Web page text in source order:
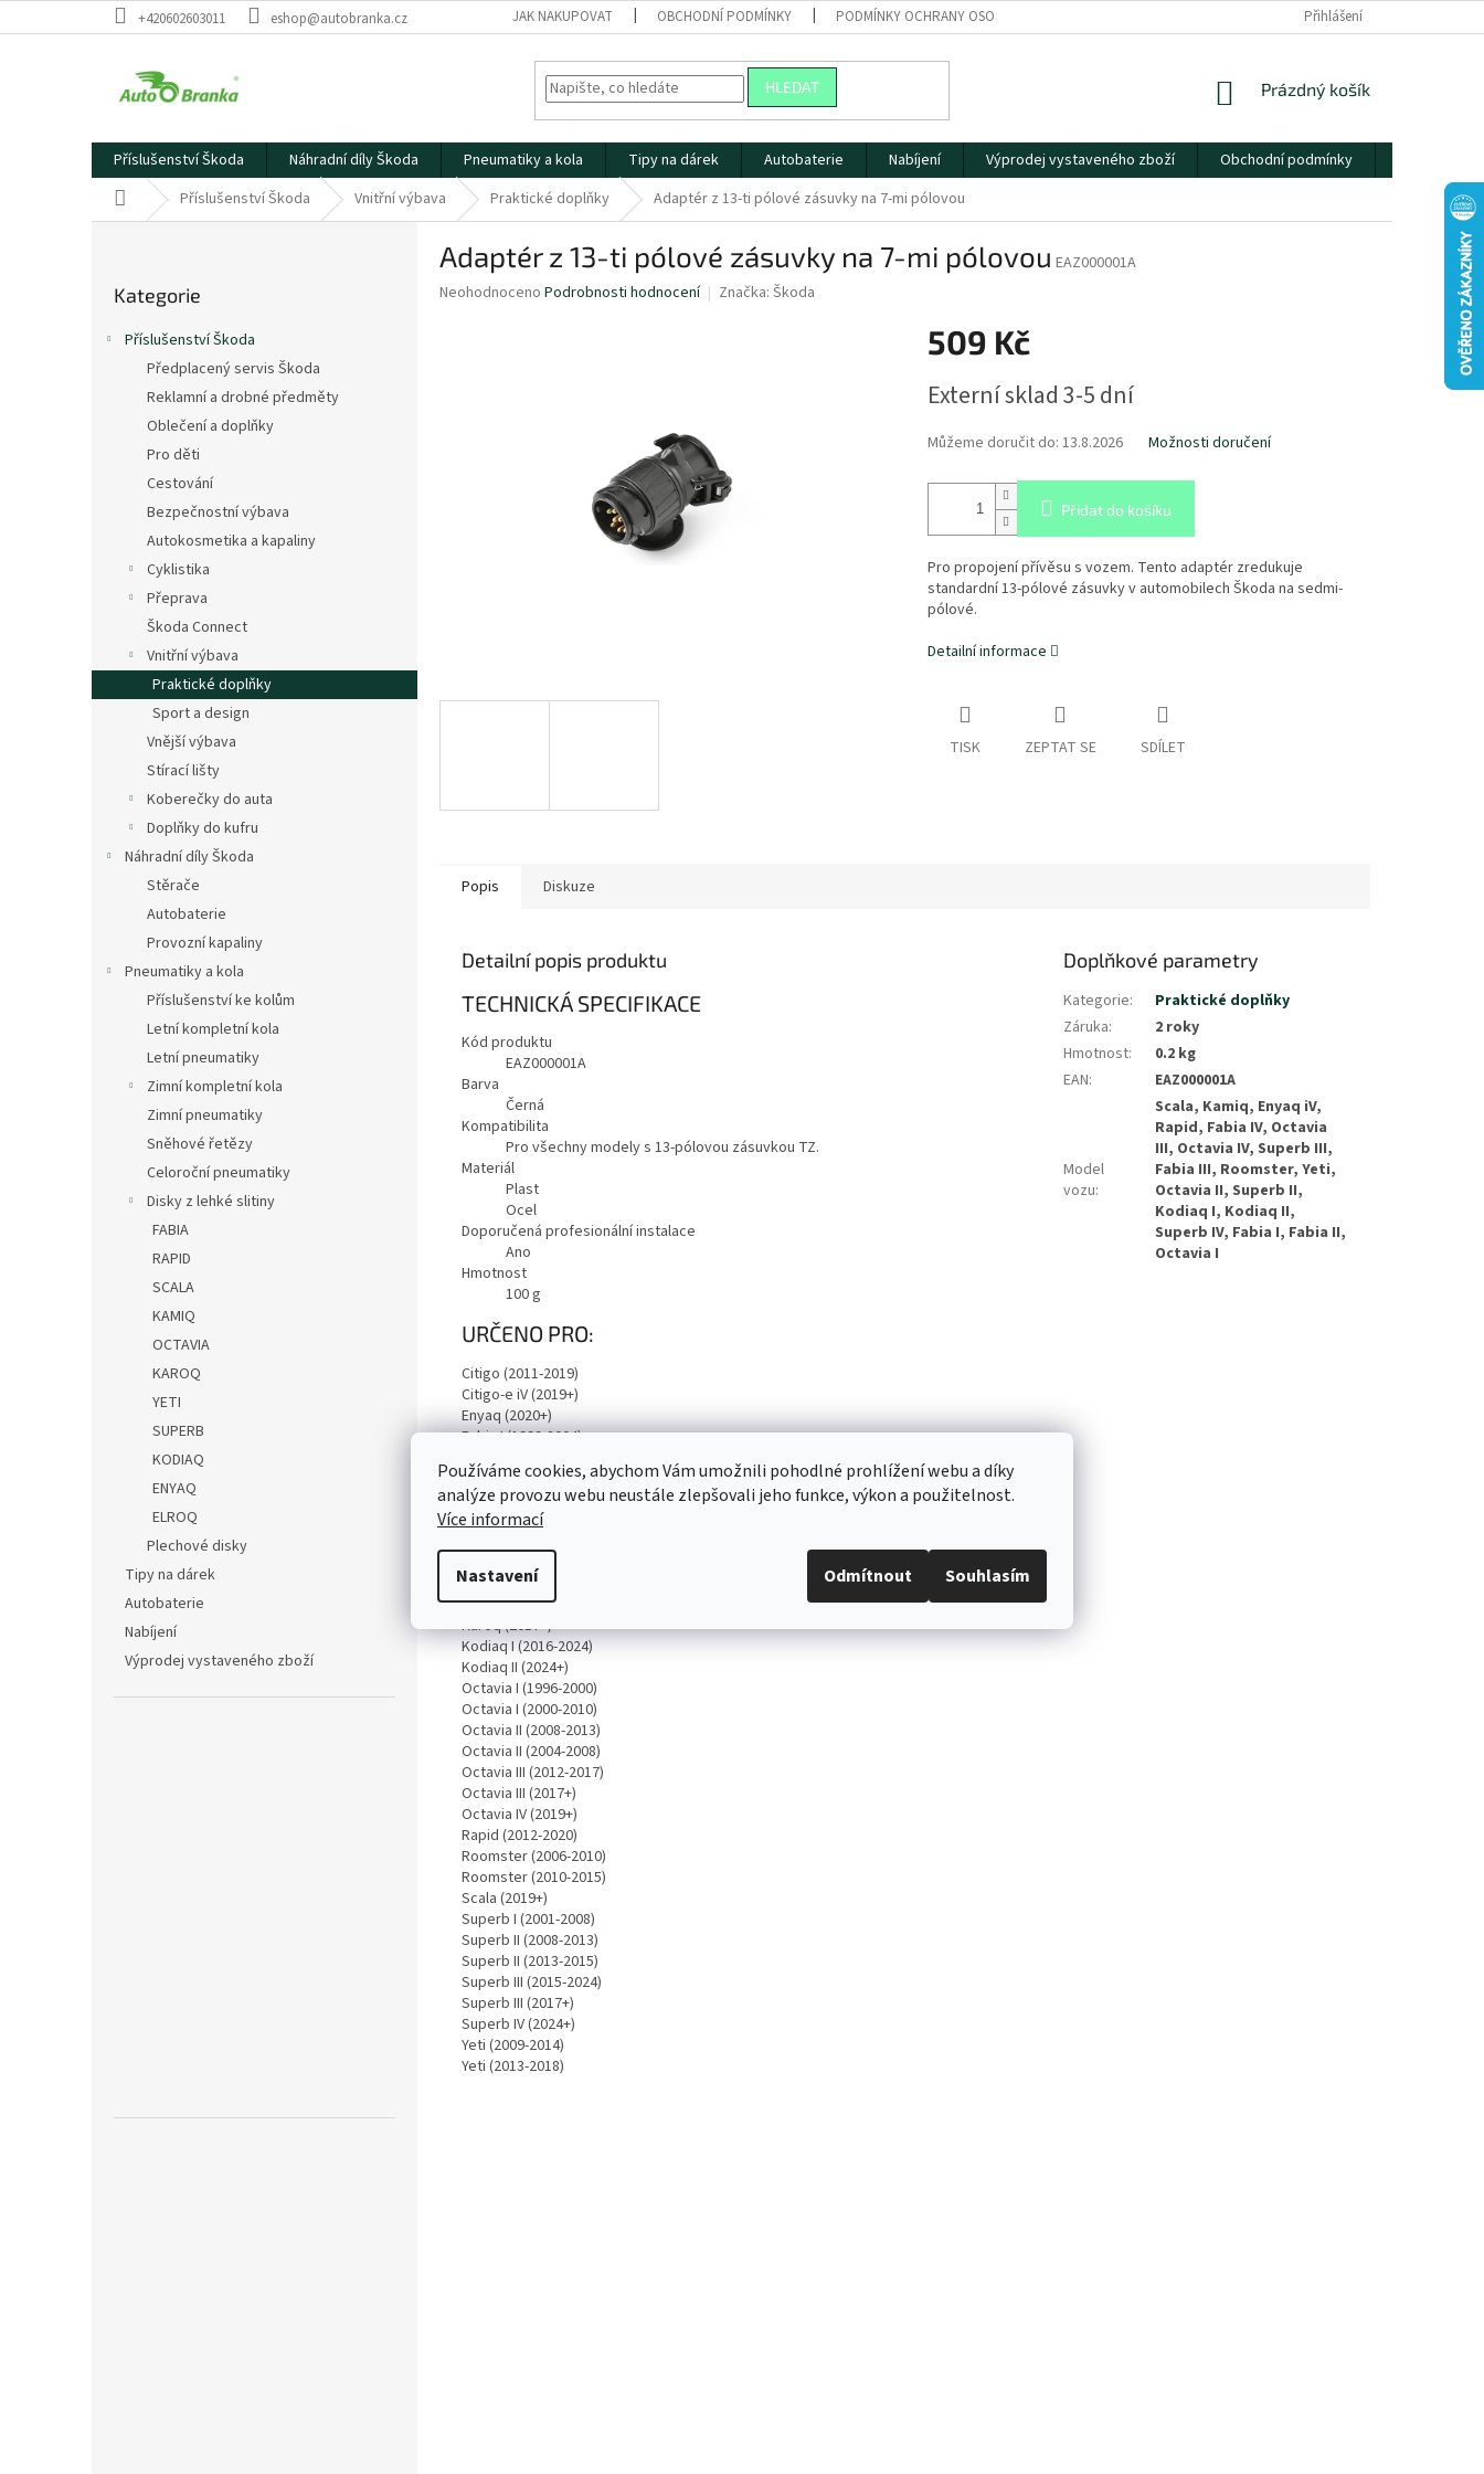
Používáme cookies, abychom Vám umožnili pohodlné prohlížení webu a díky
analýze provozu webu neustále zlepšovali jeho funkce, výkon a použitelnost.
Více informací
Nastavení Odmítnout Souhlasím
na
+420602603011 eshop@autobranka.cz JAK NAKUPOVAT OBCHODNÍ PODMÍNKY PODMÍNKY OCHRANY OSOBNÍCH ÚDAJŮ Přihlášení
HLEDAT
NÁKUPNÍ
Prázdný košík
Příslušenství Škoda Náhradní díly Škoda Pneumatiky a kola Tipy na dárek Autobaterie Nabíjení Výprodej vystaveného zboží Obchodní podmínky
Domů Příslušenství Škoda Vnitřní výbava Praktické doplňky Adaptér z 13-ti pólové zásuvky na 7-mi pólovou
kategorie
Kategorie
Příslušenství Škoda
Předplacený servis Škoda
Reklamní a drobné předměty
Oblečení a doplňky
Pro děti
Cestování
Bezpečnostní výbava
Autokosmetika a kapaliny
Cyklistika
Přeprava
Škoda Connect
Vnitřní výbava
Praktické doplňky
Sport a design
Vnější výbava
Stírací lišty
Koberečky do auta
Doplňky do kufru
Náhradní díly Škoda
Stěrače
Autobaterie
Provozní kapaliny
Pneumatiky a kola
Příslušenství ke kolům
Letní kompletní kola
Letní pneumatiky
Zimní kompletní kola
Zimní pneumatiky
Sněhové řetězy
Celoroční pneumatiky
Disky z lehké slitiny
FABIA
RAPID
SCALA
KAMIQ
OCTAVIA
KAROQ
YETI
SUPERB
KODIAQ
ENYAQ
ELROQ
Plechové disky
Tipy na dárek
Autobaterie
Nabíjení
Výprodej vystaveného zboží
Adaptér z 13-ti pólové zásuvky na 7-mi pólovou EAZ000001A
Průměrné
Neohodnoceno Podrobnosti hodnocení Značka: Škoda
509 Kč
cena:
Externí sklad 3-5 dní
Můžeme doručit do: 13.8.2026 Možnosti doručení
Přidat do košíku
Pro propojení přívěsu s vozem. Tento adaptér zredukuje
standardní 13-pólové zásuvky v automobilech Škoda na sedmi-
pólové.
Detailní informace
TISK ZEPTAT SE SDÍLET
Popis Diskuze
Detailní popis produktu
TECHNICKÁ SPECIFIKACE
Kód produktu
EAZ000001A
Barva
Černá
Kompatibilita
Pro všechny modely s 13-pólovou zásuvkou TZ.
Materiál
Plast
Ocel
Doporučená profesionální instalace
Ano
Hmotnost
100g
URČENO PRO:
Citigo (2011-2019)
Citigo-e iV (2019+)
Enyaq (2020+)
Fabia I (1999-2004)
Fabia II (2006-2010)
Fabia II (2010-2014)
Fabia III (2014+)
Felicia (1994-2001)
Kamiq (2019+)
Karoq (2017+)
Kodiaq I (2016-2024)
Kodiaq II (2024+)
Octavia I (1996-2000)
Octavia I (2000-2010)
Octavia II (2008-2013)
Octavia II (2004-2008)
Octavia III (2012-2017)
Octavia III (2017+)
Octavia IV (2019+)
Rapid (2012-2020)
Roomster (2006-2010)
Roomster (2010-2015)
Scala (2019+)
Superb I (2001-2008)
Superb II (2008-2013)
Superb II (2013-2015)
Superb III (2015-2024)
Superb III (2017+)
Superb IV (2024+)
Yeti (2009-2014)
Yeti (2013-2018)
Doplňkové parametry
Kategorie:
Praktické doplňky
Záruka:
2 roky
Hmotnost:
0.2 kg
EAN: EAZ000001A
Model
vozu:
Scala, Kamiq, Enyaq iV,
Rapid, Fabia IV, Octavia
III, Octavia IV, Superb III,
Fabia III, Roomster, Yeti,
Octavia II, Superb II,
Kodiaq I, Kodiaq II,
Superb IV, Fabia I, Fabia II,
Octavia I